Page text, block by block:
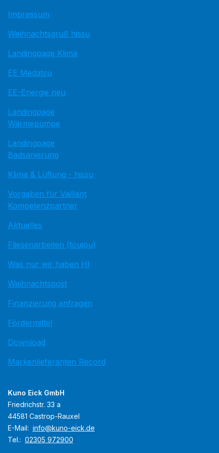
Impressum
Weihnachtsgruß hissu
Landingpage Klima
EE Medatsu
EE-Energie neu
Landingpage
Wärmepumpe
Landingpage
Badsanierung
Klima & Lüftung - hissu
Vorgaben für Vaillant
Kompetenzpartner
Aktuelles
Fliesenarbeiten (toujou)
Was nur wir haben HI
Weihnachtspost
Finanzierung anfragen
Fördermittel
Download
Markenlieferanten Record
Kuno Eick GmbH
Friedrichstr. 33 a
44581 Castrop-Rauxel
E-Mail: info@kuno-eick.de
Tel.: 02305 972900